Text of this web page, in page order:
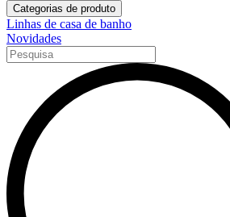
Categorias de produto
Linhas de casa de banho
Novidades